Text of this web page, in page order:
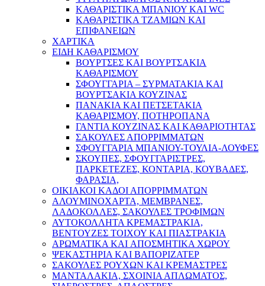
ΚΑΘΑΡΙΣΤΙΚΑ ΜΠΑΝΙΟΥ ΚΑΙ WC
ΚΑΘΑΡΙΣΤΙΚΑ ΤΖΑΜΙΩΝ ΚΑΙ
ΕΠΙΦΑΝΕΙΩΝ
ΧΑΡΤΙΚΑ
ΕΙΔΗ ΚΑΘΑΡΙΣΜΟΥ
ΒΟΥΡΤΣΕΣ ΚΑΙ ΒΟΥΡΤΣΑΚΙΑ
ΚΑΘΑΡΙΣΜΟΥ
ΣΦΟΥΓΓΑΡΙΑ – ΣΥΡΜΑΤΑΚΙΑ ΚΑΙ
ΒΟΥΡΤΣΑΚΙΑ ΚΟΥΖΙΝΑΣ
ΠΑΝΑΚΙΑ ΚΑΙ ΠΕΤΣΕΤΑΚΙΑ
ΚΑΘΑΡΙΣΜΟΥ, ΠΟΤΗΡΟΠΑΝΑ
ΓΑΝΤΙΑ ΚΟΥΖΙΝΑΣ ΚΑΙ ΚΑΘΑΡΙΟΤΗΤΑΣ
ΣΑΚΟΥΛΕΣ ΑΠΟΡΡΙΜΜΑΤΩΝ
ΣΦΟΥΓΓΑΡΙΑ ΜΠΑΝΙΟΥ-ΤΟΥΛΙΑ-ΛΟΥΦΕΣ
ΣΚΟΥΠΕΣ, ΣΦΟΥΓΓΑΡΙΣΤΡΕΣ,
ΠΑΡΚΕΤΕΖΕΣ, ΚΟΝΤΑΡΙΑ, ΚΟΥΒΑΔΕΣ,
ΦΑΡΑΣΙΑ,
ΟΙΚΙΑΚΟΙ ΚΑΔΟΙ ΑΠΟΡΡΙΜΜΑΤΩΝ
ΑΛΟΥΜΙΝΟΧΑΡΤΑ, ΜΕΜΒΡΑΝΕΣ,
ΛΑΔΟΚΟΛΛΕΣ, ΣΑΚΟΥΛΕΣ ΤΡΟΦΙΜΩΝ
ΑΥΤΟΚΟΛΛΗΤΑ ΚΡΕΜΑΣΤΡΑΚΙΑ,
ΒΕΝΤΟΥΖΕΣ ΤΟΙΧΟΥ ΚΑΙ ΠΙΑΣΤΡΑΚΙΑ
ΑΡΩΜΑΤΙΚΑ KAI ΑΠΟΣΜΗΤΙΚΑ ΧΩΡΟΥ
ΨΕΚΑΣΤΗΡΙΑ ΚΑΙ ΒΑΠΟΡΙΖΑΤΕΡ
ΣΑΚΟΥΛΕΣ ΡΟΥΧΩΝ ΚΑΙ ΚΡΕΜΑΣΤΡΕΣ
ΜΑΝΤΑΛΑΚΙΑ, ΣΧΟΙΝΙΑ ΑΠΛΩΜΑΤΟΣ,